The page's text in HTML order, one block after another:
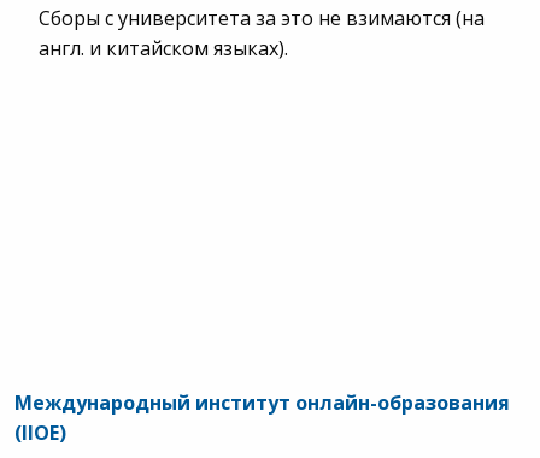
Сборы с университета за это не взимаются (на
англ. и китайском языках).
Международный институт онлайн-образования
(IIOE)